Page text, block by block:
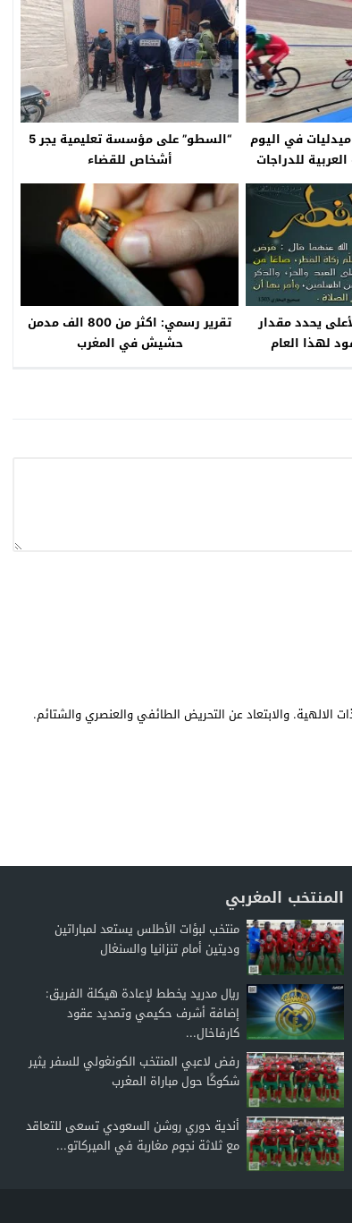
في اليوم
للدراجات
“السطو” على مؤسسة تعليمية يجر 5
أشخاص للقضاء
يحدد مقدار
لهذا العام
تقرير رسمي: اكثر من 800 الف مدمن
حشيش في المغرب
الالهية. والابتعاد عن التحريض الطائفي والعنصري والشتائم.
المنتخب المغربي
منتخب لبؤات الأطلس يستعد لمباراتين
وديتين أمام تنزانيا والسنغال
ريال مدريد يخطط لإعادة هيكلة الفريق:
إضافة أشرف حكيمي وتمديد عقود
كارفاخال...
رفض لاعبي المنتخب الكونغولي للسفر يثير
شكوكًا حول مباراة المغرب
أندية دوري روشن السعودي تسعى للتعاقد
مع ثلاثة نجوم مغاربة في الميركاتو...